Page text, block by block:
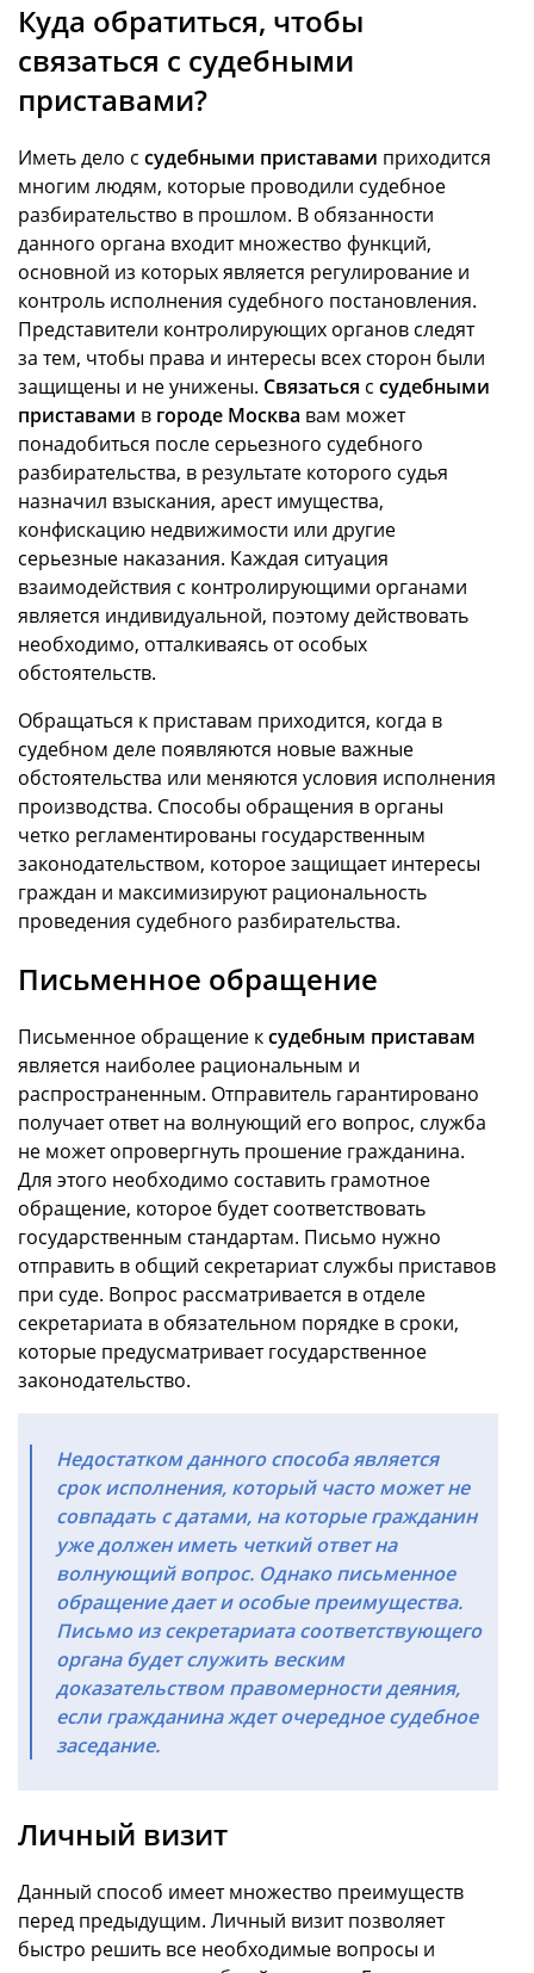
Куда обратиться, чтобы
связаться с судебными
приставами?
Иметь дело с судебными приставами приходится
многим людям, которые проводили судебное
разбирательство в прошлом. В обязанности
данного органа входит множество функций,
основной из которых является регулирование и
контроль исполнения судебного постановления.
Представители контролирующих органов следят
за тем, чтобы права и интересы всех сторон были
защищены и не унижены. Связаться с судебными
приставами в городе Москва вам может
понадобиться после серьезного судебного
разбирательства, в результате которого судья
назначил взыскания, арест имущества,
конфискацию недвижимости или другие
серьезные наказания. Каждая ситуация
взаимодействия с контролирующими органами
является индивидуальной, поэтому действовать
необходимо, отталкиваясь от особых
обстоятельств.
Обращаться к приставам приходится, когда в
судебном деле появляются новые важные
обстоятельства или меняются условия исполнения
производства. Способы обращения в органы
четко регламентированы государственным
законодательством, которое защищает интересы
граждан и максимизируют рациональность
проведения судебного разбирательства.
Письменное обращение
Письменное обращение ксудебным приставам
является наиболее рациональным и
распространенным. Отправитель гарантировано
получает ответ на волнующий его вопрос, служба
не может опровергнуть прошение гражданина.
Для этого необходимо составить грамотное
обращение, которое будет соответствовать
государственным стандартам. Письмо нужно
отправить в общий секретариат службы приставов
при суде. Вопрос рассматривается в отделе
секретариата в обязательном порядке в сроки,
которые предусматривает государственное
законодательство.
Недостатком данного способа является
срок исполнения, который часто может не
совпадать с датами, на которые гражданин
уже должен иметь четкий ответ на
волнующий вопрос. Однако письменное
обращение дает и особые преимущества.
Письмо из секретариата соответствующего
органа будет служить веским
доказательством правомерности деяния,
если гражданина ждет очередное судебное
заседание.
Личный визит
Данный способ имеет множество преимуществ
перед предыдущим. Личный визит позволяет
быстро решить все необходимые вопросы и